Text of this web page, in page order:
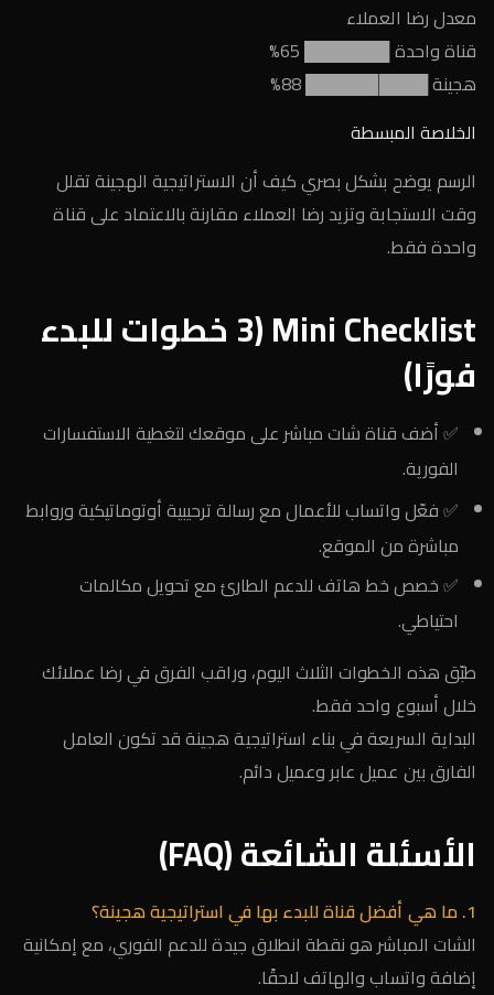
معدل رضا العملاء
قناة واحدة ███████ 65%
هجينة ██████████ 88%
الخلاصة المبسطة
الرسم يوضح بشكل بصري كيف أن الاستراتيجية الهجينة تقلل
وقت الاستجابة وتزيد رضا العملاء مقارنة بالاعتماد على قناة
واحدة فقط.
Mini Checklist (3 خطوات للبدء
فورًا)
✅ أضف قناة شات مباشر على موقعك لتغطية الاستفسارات
الفورية.
✅ فعّل واتساب للأعمال مع رسالة ترحيبية أوتوماتيكية وروابط
مباشرة من الموقع.
✅ خصص خط هاتف للدعم الطارئ مع تحويل مكالمات
احتياطي.
طبّق هذه الخطوات الثلاث اليوم، وراقب الفرق في رضا عملائك
خلال أسبوع واحد فقط.
البداية السريعة في بناء استراتيجية هجينة قد تكون العامل
الفارق بين عميل عابر وعميل دائم.
الأسئلة الشائعة (FAQ)
1. ما هي أفضل قناة للبدء بها في استراتيجية هجينة؟
الشات المباشر هو نقطة انطلاق جيدة للدعم الفوري، مع إمكانية
إضافة واتساب والهاتف لاحقًا.